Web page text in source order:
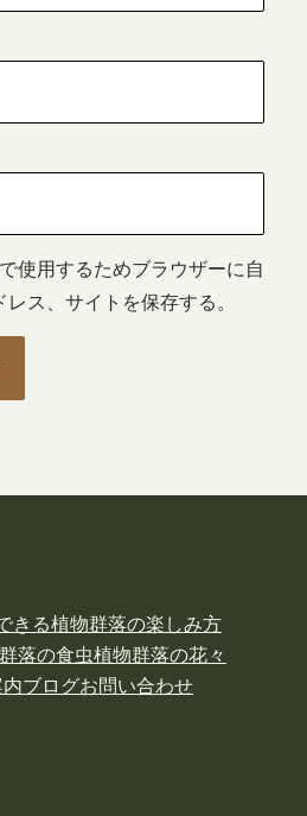
使用するためブラウザーに自
ス、サイトを保存する。
きる植物群落の楽しみ方
群落の食虫植物群落の花々
ブログお問い合わせ